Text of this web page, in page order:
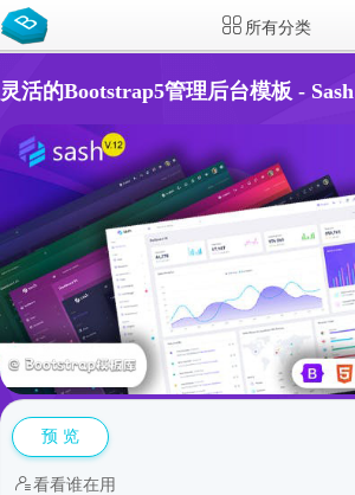
所有分类
灵活的Bootstrap5管理后台模板 - Sash
预 览
看看谁在用